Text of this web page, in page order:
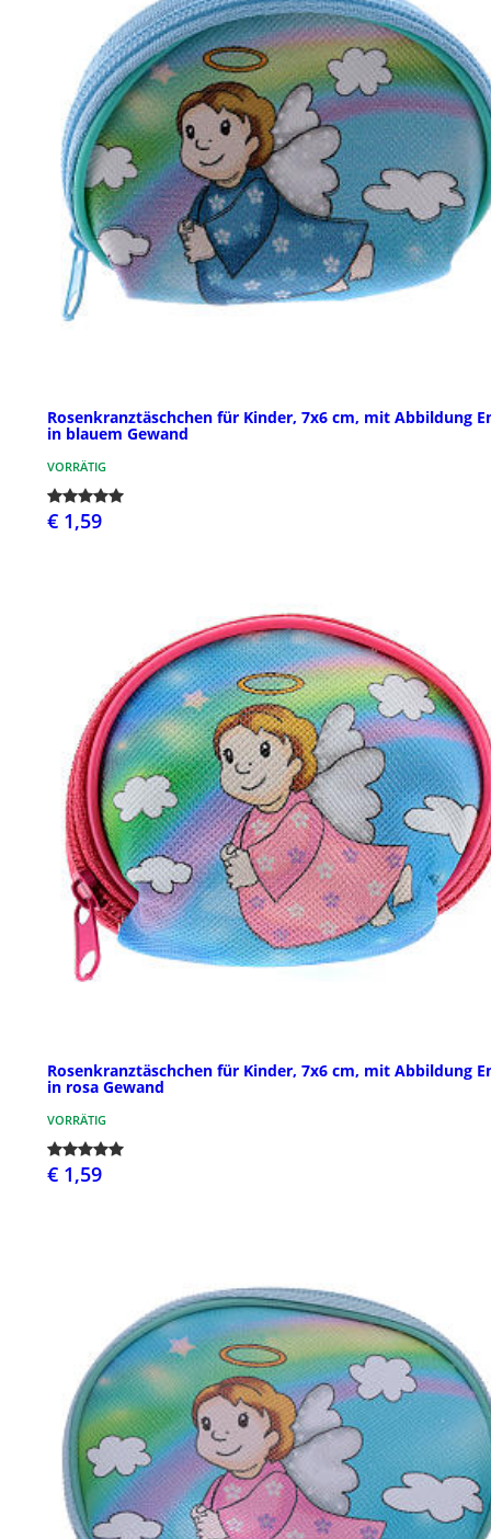
Rosenkranztäschchen für Kinder, 7x6 cm, mit Abbildung
in blauem Gewand
VORRÄTIG
€ 1,59
Rosenkranztäschchen für Kinder, 7x6 cm, mit Abbildung
in rosa Gewand
VORRÄTIG
€ 1,59